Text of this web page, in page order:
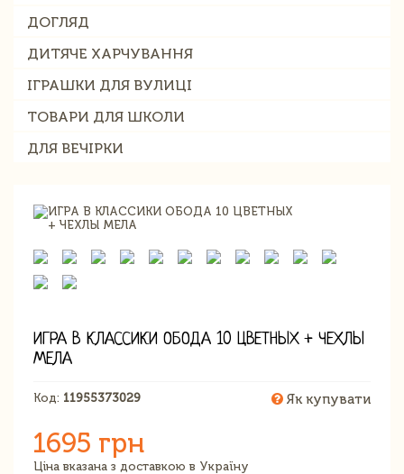
ДОГЛЯД
ДИТЯЧЕ ХАРЧУВАННЯ
ІГРАШКИ ДЛЯ ВУЛИЦІ
ТОВАРИ ДЛЯ ШКОЛИ
ДЛЯ ВЕЧІРКИ
ИГРА В КЛАССИКИ ОБОДА 10 ЦВЕТНЫХ + ЧЕХЛЫ
МЕЛА
Код: 11955373029 Як купувати
1695 грн
Ціна вказана з доставкою в Україну